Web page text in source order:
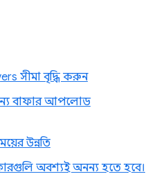
সীমা বৃদ্ধি করুন
বাফার আপলোড
উন্নতি
অবশ্যই অনন্য হতে হবে।